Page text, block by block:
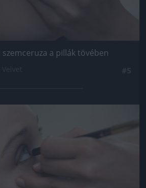
szemceruza a pillák tövében